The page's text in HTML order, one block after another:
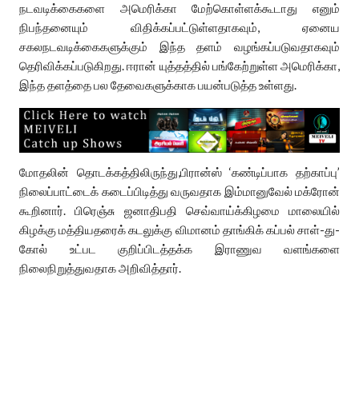
நடவடிக்கைகளை அமெரிக்கா மேற்கொள்ளக்கூடாது எனும்
நிபந்தனையும் விதிக்கப்பட்டுள்ளதாகவும், ஏனைய
சகலநடவடிக்கைகளுக்கும் இந்த தளம் வழங்கப்படுவதாகவும்
தெரிவிக்கப்படுகிறது. ஈரான் யுத்தத்தில் பங்கேற்றுள்ள அமெரிக்கா,
இந்த தளத்தை பல தேவைகளுக்காக பயன்படுத்த உள்ளது.
மோதலின் தொடக்கத்திலிருந்து,பிரான்ஸ் ‘கண்டிப்பாக தற்காப்பு’
நிலைப்பாட்டைக் கடைப்பிடித்து வருவதாக இம்மானுவேல் மக்ரோன்
கூறினார். பிரெஞ்சு ஜனாதிபதி செவ்வாய்க்கிழமை மாலையில்
கிழக்கு மத்தியதரைக் கடலுக்கு விமானம் தாங்கிக் கப்பல் சாள்-து-
கோல் உட்பட குறிப்பிடத்தக்க இராணுவ வளங்களை
நிலைநிறுத்துவதாக அறிவித்தார்.